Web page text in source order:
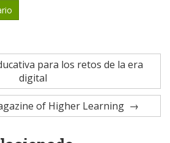
para los retos de la era
digital
of Higher Learning